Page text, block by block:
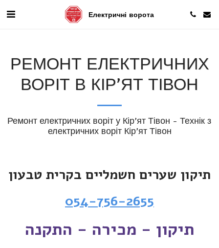
Електричні ворота
РЕМОНТ ЕЛЕКТРИЧНИХ
ВОРІТ В КІР'ЯТ ТІВОН
Ремонт електричних воріт у Кір'ят Тівон - Технік з
електричних воріт Кір'ят Тівон
תיקון שערים חשמליים בקרית טבעון
054-756-2655
תיקון - מכירה - התקנה